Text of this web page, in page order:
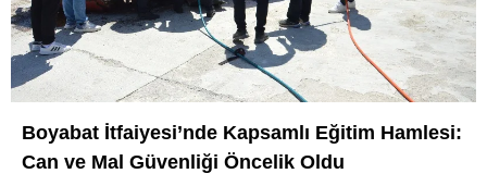
Boyabat İtfaiyesi’nde Kapsamlı Eğitim Hamlesi:
Can ve Mal Güvenliği Öncelik Oldu